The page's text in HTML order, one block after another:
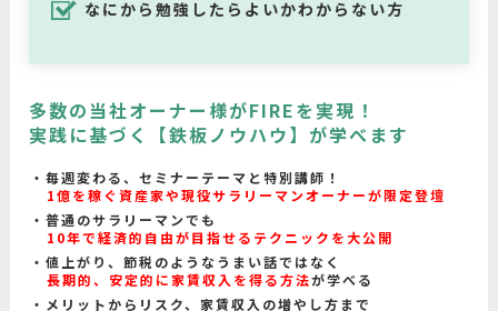
なにから勉強したらよいかわからない方
多数の当社オーナー様がFIREを実現！
実践に基づく【鉄板ノウハウ】が学べます
毎週変わる、セミナーテーマと特別講師！
1億を稼ぐ資産家や現役サラリーマンオーナーが限定登壇
普通のサラリーマンでも
10年で経済的自由が目指せるテクニックを大公開
値上がり、節税のようなうまい話ではなく
長期的、安定的に家賃収入を得る方法が学べる
メリットからリスク、家賃収入の増やし方まで